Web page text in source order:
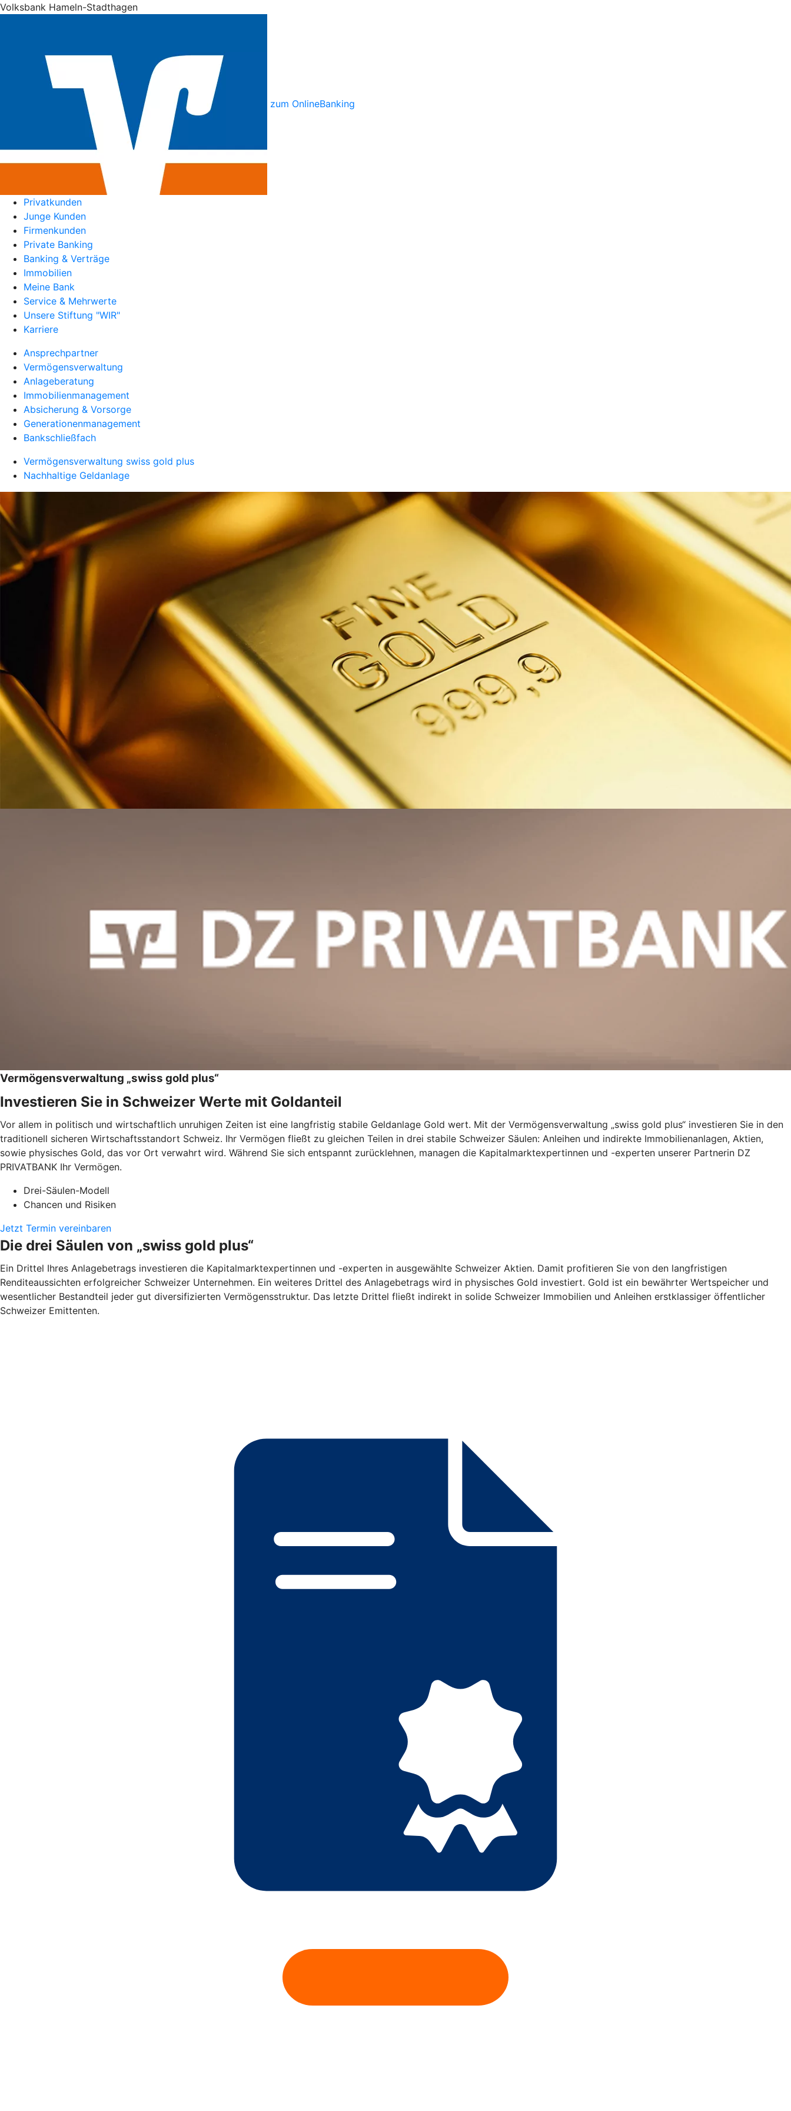
Volksbank Hameln-Stadthagen
zum OnlineBanking
Privatkunden
Junge Kunden
Firmenkunden
Private Banking
Banking & Verträge
Immobilien
Meine Bank
Service & Mehrwerte
Unsere Stiftung "WIR"
Karriere
Ansprechpartner
Vermögensverwaltung
Anlageberatung
Immobilienmanagement
Absicherung & Vorsorge
Generationenmanagement
Bankschließfach
Vermögensverwaltung swiss gold plus
Nachhaltige Geldanlage
Vermögensverwaltung „swiss gold plus“
Investieren Sie in Schweizer Werte mit Goldanteil
Vor allem in politisch und wirtschaftlich unruhigen Zeiten ist eine langfristig stabile Geldanlage Gold wert. Mit der Vermögensverwaltung „swiss gold plus“ investieren Sie in den
traditionell sicheren Wirtschaftsstandort Schweiz. Ihr Vermögen fließt zu gleichen Teilen in drei stabile Schweizer Säulen: Anleihen und indirekte Immobilienanlagen, Aktien,
sowie physisches Gold, das vor Ort verwahrt wird. Während Sie sich entspannt zurücklehnen, managen die Kapitalmarktexpertinnen und -experten unserer Partnerin DZ
PRIVATBANK Ihr Vermögen.
Drei-Säulen-Modell
Chancen und Risiken
Jetzt Termin vereinbaren
Die drei Säulen von „swiss gold plus“
Ein Drittel Ihres Anlagebetrags investieren die Kapitalmarktexpertinnen und -experten in ausgewählte Schweizer Aktien. Damit profitieren Sie von den langfristigen
Renditeaussichten erfolgreicher Schweizer Unternehmen. Ein weiteres Drittel des Anlagebetrags wird in physisches Gold investiert. Gold ist ein bewährter Wertspeicher und
wesentlicher Bestandteil jeder gut diversifizierten Vermögensstruktur. Das letzte Drittel fließt indirekt in solide Schweizer Immobilien und Anleihen erstklassiger öffentlicher
Schweizer Emittenten.